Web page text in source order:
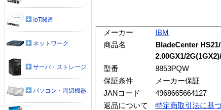
メーカー
IBM
商品名
BladeCenter
2.00GX1/
型番
8853PQW
保証条件
メーカー保証
JANコード
4968665664127
返品について
特定商取引法に基
IoT関連
ネットワーク
サーバ・ストレージ
パソコン・周辺機器